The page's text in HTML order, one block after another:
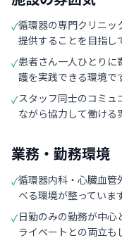
✓循環器の専門クリニッ
提供することを目指し
✓患者さん一人ひとりに
護を実践できる環境で
✓スタッフ同士のコミュ
ながら協力して働ける
業務・勤務環境
✓循環器内科・心臓血管
べる環境が整っていま
✓日勤のみの勤務が中
ライベートとの両立も